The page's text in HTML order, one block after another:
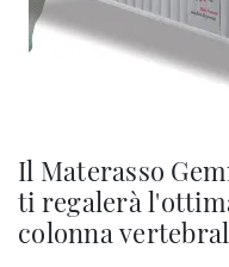
Il Materasso
ti regalerà
colonna